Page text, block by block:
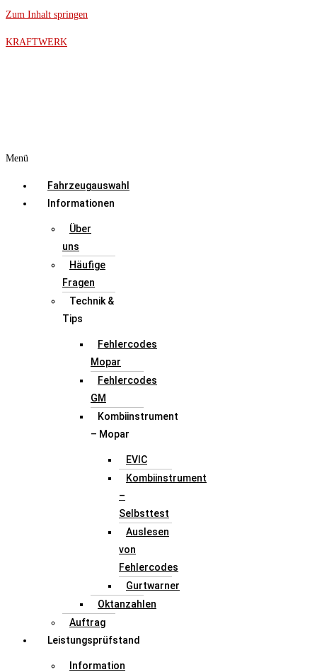
Zum Inhalt springen
KRAFTWERK
Menü
Fahrzeugauswahl
Informationen
Über
uns
Häufige
Fragen
Technik &
Tips
Fehlercodes
Mopar
Fehlercodes
GM
Kombiinstrument
– Mopar
EVIC
Kombiinstrument
–
Selbsttest
Auslesen
von
Fehlercodes
Gurtwarner
Oktanzahlen
Auftrag
Leistungsprüfstand
Information